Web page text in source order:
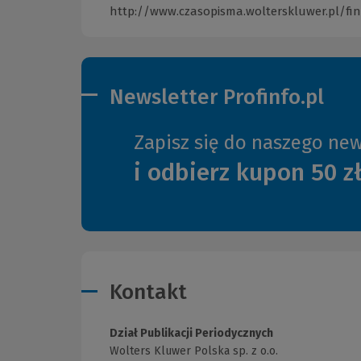
http://www.czasopisma.wolterskluwer.pl/
Newsletter Profinfo.pl
Zapisz się do naszego
i odbierz kupon 50
Kontakt
Dział Publikacji Periodycznych
Wolters Kluwer Polska sp. z o.o.